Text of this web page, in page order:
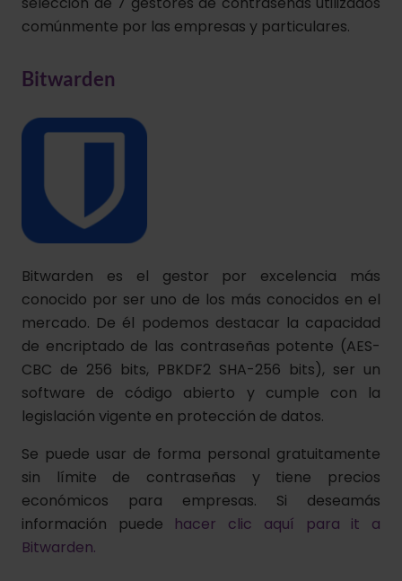
comúnmente por las empresas y particulares.
Bitwarden
Bitwarden es el gestor por excelencia más
conocido por ser uno de los más conocidos en el
mercado. De él podemos destacar la capacidad
de encriptado de las contraseñas potente (AES-
CBC de 256 bits, PBKDF2 SHA-256 bits), ser un
software de código abierto y cumple con la
legislación vigente en protección de datos.
Se puede usar de forma personal gratuitamente
sin límite de contraseñas y tiene precios
económicos para empresas. Si deseamás
información puede hacer clic aquí para it a
Bitwarden.